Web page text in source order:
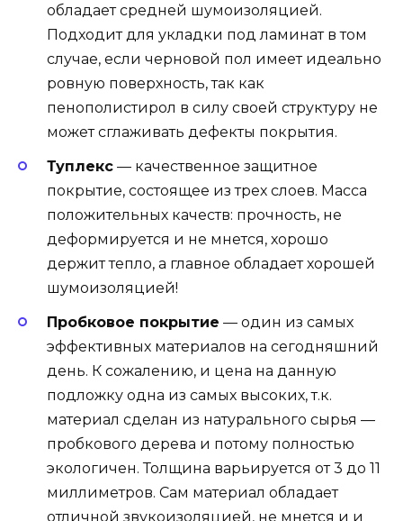
обладает средней шумоизоляцией.
Подходит для укладки под ламинат в том
случае, если черновой пол имеет идеально
ровную поверхность, так как
пенополистирол в силу своей структуру не
может сглаживать дефекты покрытия.
Туплекс — качественное защитное
покрытие, состоящее из трех слоев. Масса
положительных качеств: прочность, не
деформируется и не мнется, хорошо
держит тепло, а главное обладает хорошей
шумоизоляцией!
Пробковое покрытие — один из самых
эффективных материалов на сегодняшний
день. К сожалению, и цена на данную
подложку одна из самых высоких, т.к.
материал сделан из натурального сырья —
пробкового дерева и потому полностью
экологичен. Толщина варьируется от 3 до 11
миллиметров. Сам материал обладает
отличной звукоизоляцией, не мнется и и